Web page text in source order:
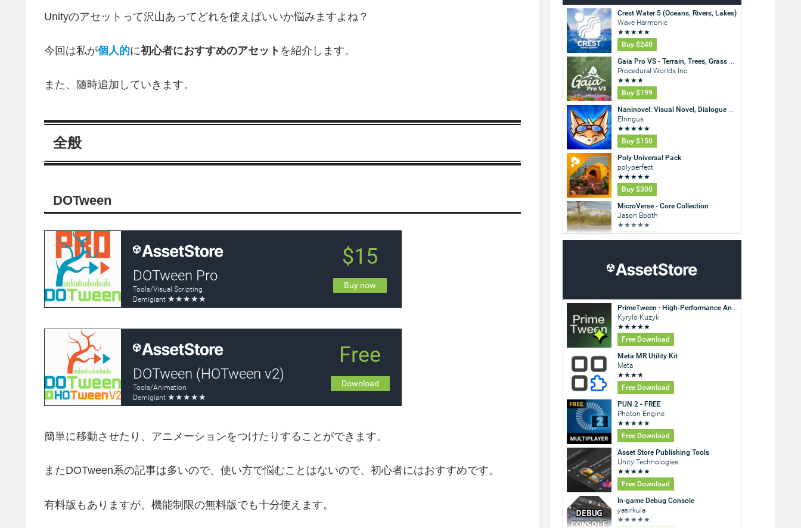
Unityのアセットって沢山あってどれを使えばいいか悩みますよね？
今回は私が個人的に初心者におすすめのアセット を紹介します。
また、随時追加していきます。
全般
DOTween
簡単に移動させたり、アニメーションをつけたりすることができます。
またDOTween系の記事は多いので、使い方で悩むことはないので、初心者にはおすすめです。
有料版もありますが、機能制限の無料版でも十分使えます。